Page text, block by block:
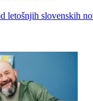
letošnjih slovenskih